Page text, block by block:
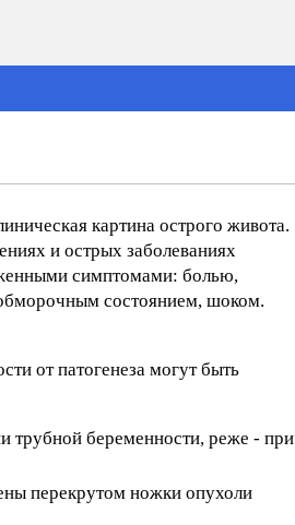
картина острого живота.
и острых заболеваниях
симптомами: болью,
состоянием, шоком.
от патогенеза могут быть
трубной беременности, реже - при
перекрутом ножки опухоли